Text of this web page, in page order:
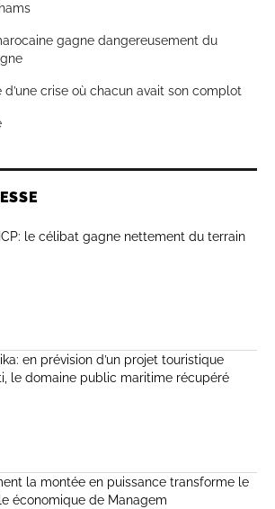
gagne dangereusement du
d’une crise où chacun avait son complot
le célibat gagne nettement du terrain
en prévision d’un projet touristique
le domaine public maritime récupéré
la montée en puissance transforme le
économique de Managem